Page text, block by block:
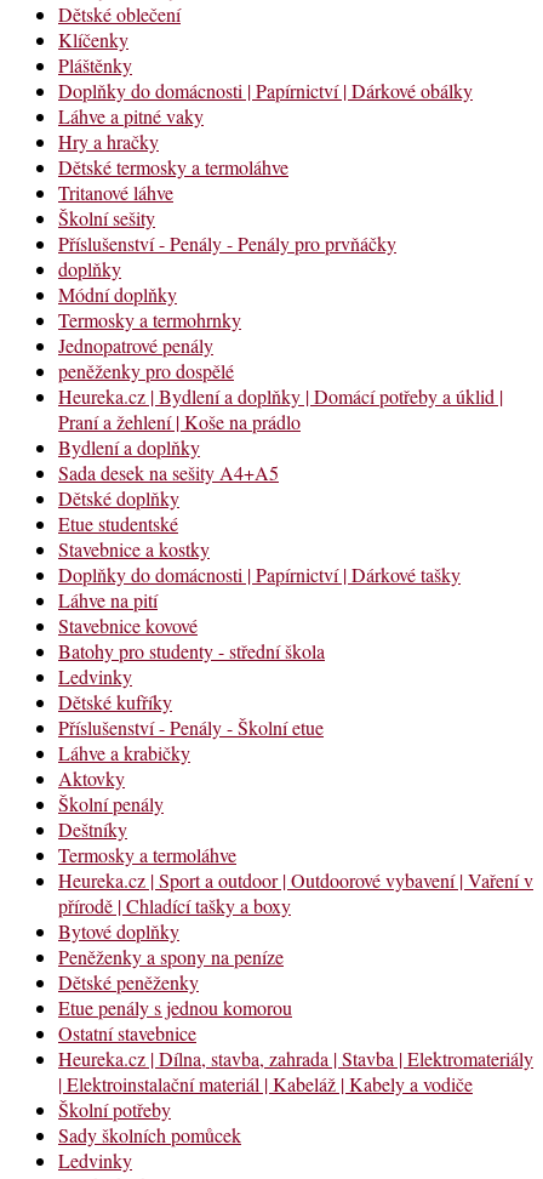
Dětské oblečení
Klíčenky
Pláštěnky
Doplňky do domácnosti | Papírnictví | Dárkové obálky
Láhve a pitné vaky
Hry a hračky
Dětské termosky a termoláhve
Tritanové láhve
Školní sešity
Příslušenství - Penály - Penály pro prvňáčky
doplňky
Módní doplňky
Termosky a termohrnky
Jednopatrové penály
peněženky pro dospělé
Heureka.cz | Bydlení a doplňky | Domácí potřeby a úklid |
Praní a žehlení | Koše na prádlo
Bydlení a doplňky
Sada desek na sešity A4+A5
Dětské doplňky
Etue studentské
Stavebnice a kostky
Doplňky do domácnosti | Papírnictví | Dárkové tašky
Láhve na pití
Stavebnice kovové
Batohy pro studenty - střední škola
Ledvinky
Dětské kufříky
Příslušenství - Penály - Školní etue
Láhve a krabičky
Aktovky
Školní penály
Deštníky
Termosky a termoláhve
Heureka.cz | Sport a outdoor | Outdoorové vybavení | Vaření v
přírodě | Chladící tašky a boxy
Bytové doplňky
Peněženky a spony na peníze
Dětské peněženky
Etue penály s jednou komorou
Ostatní stavebnice
Heureka.cz | Dílna, stavba, zahrada | Stavba | Elektromateriály
| Elektroinstalační materiál | Kabeláž | Kabely a vodiče
Školní potřeby
Sady školních pomůcek
Ledvinky